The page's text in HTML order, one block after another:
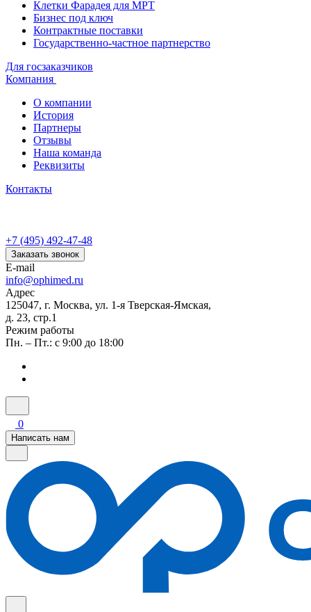
Клетки Фарадея для МРТ
Бизнес под ключ
Контрактные поставки
Государственно-частное партнерство
Для госзаказчиков
Компания
О компании
История
Партнеры
Отзывы
Наша команда
Реквизиты
Контакты
+7 (495) 492-47-48
Заказать звонок
E-mail
info@ophimed.ru
Адрес
125047, г. Москва, ул. 1-я Тверская-Ямская,
д. 23, стр.1
Режим работы
Пн. – Пт.: с 9:00 до 18:00
0
Написать нам